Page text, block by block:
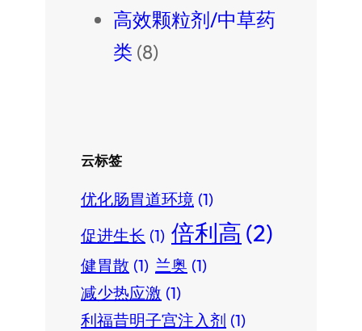
高效颗粒剂/中草药
类 (8)
云标签
优化肠胃道环境 (1)
促进生长 (1) 倍利高(2)
健胃散 (1) 兰奥 (1)
减少热应激 (1)
利福昔明子宫注入剂 (1)